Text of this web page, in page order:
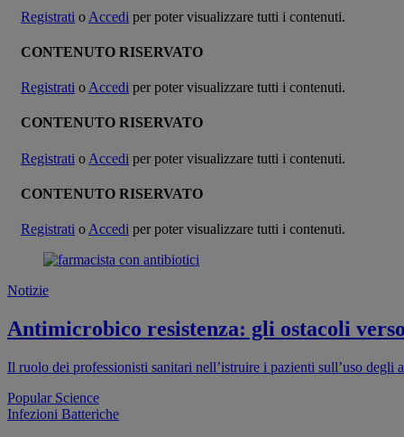
Registrati o Accedi per poter visualizzare tutti i contenuti.
CONTENUTO RISERVATO
Registrati o Accedi per poter visualizzare tutti i contenuti.
CONTENUTO RISERVATO
Registrati o Accedi per poter visualizzare tutti i contenuti.
CONTENUTO RISERVATO
Registrati o Accedi per poter visualizzare tutti i contenuti.
Notizie
Antimicrobico resistenza: gli ostacoli
Il ruolo dei professionisti sanitari nell’istruire i pazienti sull’uso
Popular Science
Infezioni Batteriche